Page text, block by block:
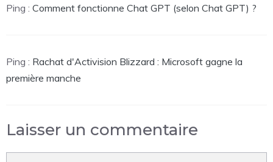
Ping : Comment fonctionne Chat GPT (selon Chat GPT) ?
Ping : Rachat d'Activision Blizzard : Microsoft gagne la
première manche
Laisser un commentaire